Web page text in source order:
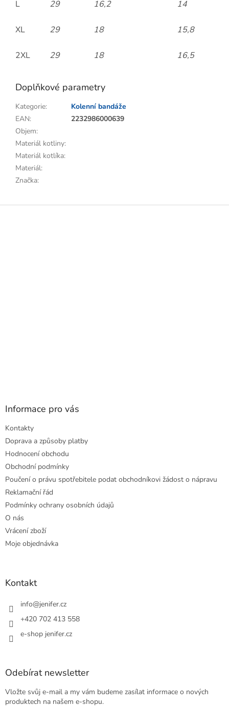
L 29 16,2 14
XL 29 18 15,8
2XL 29 18 16,5
Doplňkové parametry
Kategorie:
Kolenní bandáže
EAN:
2232986000639
Objem:
Materiál kotliny:
Materiál kotlíka:
Materiál:
Značka:
Z
Informace pro vás
Kontakty
Doprava a způsoby platby
Hodnocení obchodu
Obchodní podmínky
Poučení o právu spotřebitele podat obchodníkovi žádost o nápravu
Reklamační řád
Podmínky ochrany osobních údajů
O nás
Vrácení zboží
Moje objednávka
Kontakt
info@jenifer.cz
+420 702 413 558
e-shop jenifer.cz
Odebírat newsletter
Vložte svůj e-mail a my vám budeme zasílat informace o nových
produktech na našem e-shopu.